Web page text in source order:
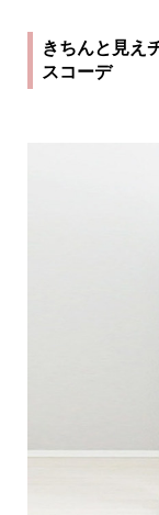
きちんと見え
スコーデ